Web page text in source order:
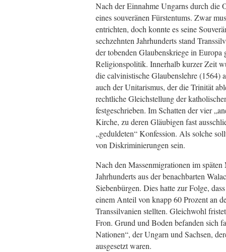
Nach der Einnahme Ungarns durch die
eines souveränen Fürstentums. Zwar
entrichten, doch konnte es seine
sechzehnten Jahrhunderts stand
der tobenden Glaubenskriege in
Religionspolitik. Innerhalb kurzer Zeit
die calvinistische Glaubenslehre (1564)
auch der Unitarismus, der die Trinität
rechtliche Gleichstellung der
festgeschrieben. Im Schatten der vier
Kirche, zu deren Gläubigen fast
„geduldeten“ Konfession. Als solche
von Diskriminierungen sein.
Nach den Massenmigrationen im
Jahrhunderts aus der benachbarten
Siebenbürgen. Dies hatte zur Folge,
einem Anteil von knapp 60 Prozent an
Transsilvanien stellten. Gleichwohl
Fron. Grund und Boden befanden sich
Nationen“, der Ungarn und Sachsen,
ausgesetzt waren.